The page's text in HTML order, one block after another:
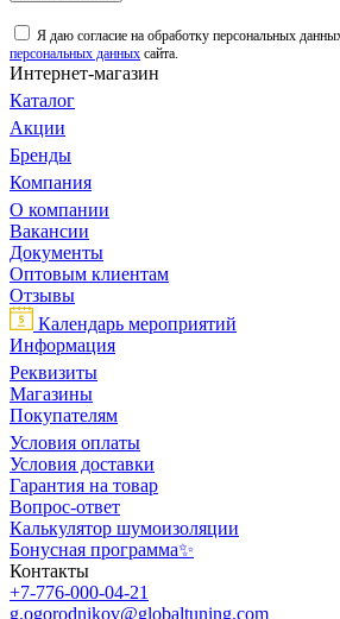
Я даю согласие на обработку персональных
персональных данных сайта.
Интернет-магазин
Каталог
Акции
Бренды
Компания
О компании
Вакансии
Документы
Оптовым клиентам
Отзывы
Календарь мероприятий
Информация
Реквизиты
Магазины
Покупателям
Условия оплаты
Условия доставки
Гарантия на товар
Вопрос-ответ
Калькулятор шумоизоляции
Бонусная программа✨
Контакты
+7-776-000-04-21
g.ogorodnikov@globaltuning.com